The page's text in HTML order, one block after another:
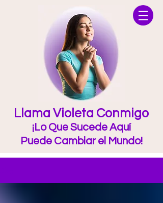
Llama Violeta Conmigo
¡Lo Que Sucede Aquí
Puede Cambiar el Mundo!